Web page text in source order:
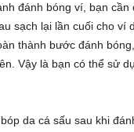
đánh bóng ví, bạn
sạch lại lần cuối cho ví
thành bước đánh
Vậy là bạn có thể sử
da cá sấu sau khi